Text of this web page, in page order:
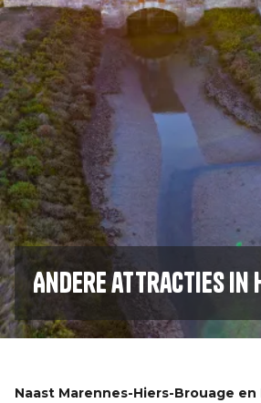
Andere attracties in
Naast Marennes-Hiers-Brouage